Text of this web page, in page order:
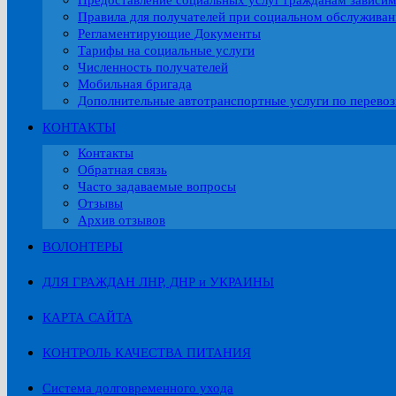
Правила для получателей при социальном
Регламентирующие Документы
Тарифы на социальные услуги
Численность получателей
Мобильная бригада
Дополнительные автотранспортные услуги по
КОНТАКТЫ
Контакты
Обратная связь
Часто задаваемые вопросы
Отзывы
Архив отзывов
ВОЛОНТЕРЫ
ДЛЯ ГРАЖДАН ЛНР, ДНР и УКРАИНЫ
КАРТА САЙТА
КОНТРОЛЬ КАЧЕСТВА ПИТАНИЯ
Система долговременного ухода